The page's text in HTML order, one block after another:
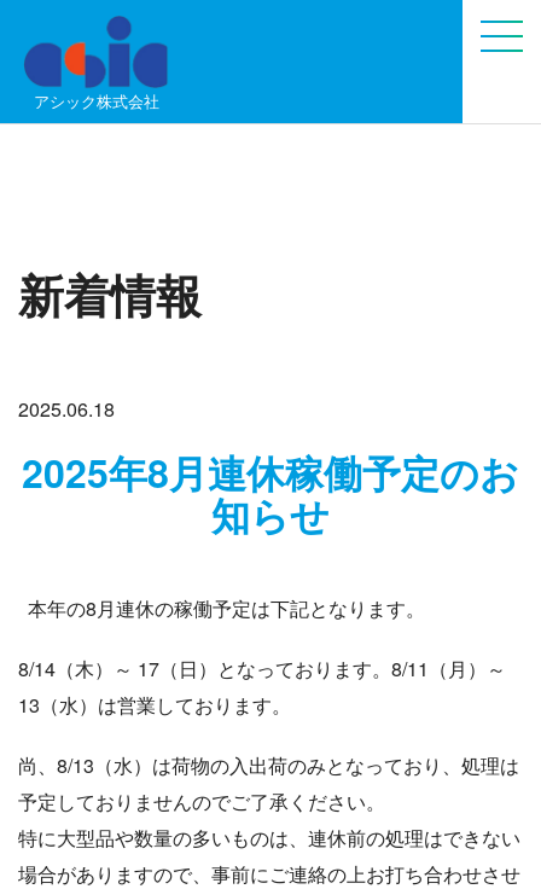
アシック株式会社
新着情報
2025.06.18
2025年8月連休稼働予定のお
知らせ
本年の8月連休の稼働予定は下記となります。
8/14（木）～ 17（日）となっております。8/11（月）～
13（水）は営業しております。
尚、8/13（水）は荷物の入出荷のみとなっており、処理は
予定しておりませんのでご了承ください。
特に大型品や数量の多いものは、連休前の処理はできない
場合がありますので、事前にご連絡の上お打ち合わせさせ